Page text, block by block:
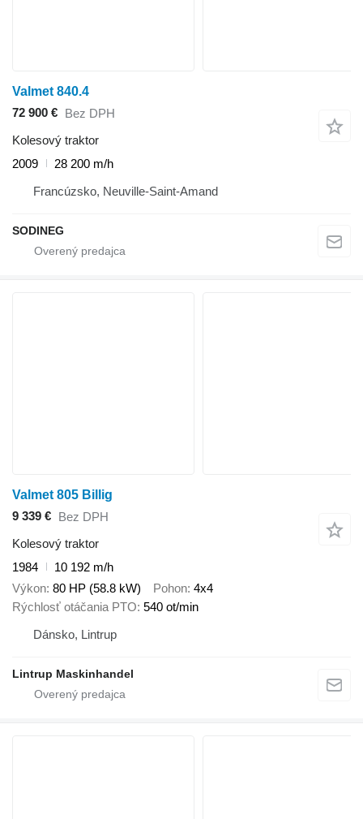
Valmet 840.4
72 900 € Bez DPH
Kolesový traktor
2009
28 200 m/h
Francúzsko, Neuville-Saint-Amand
SODINEG
Valmet 805 Billig
9 339 € Bez DPH
Kolesový traktor
1984
10 192 m/h
Výkon 80 HP (58.8 kW) Pohon 4x4
Rýchlosť otáčania PTO 540 ot/min
Dánsko, Lintrup
Lintrup Maskinhandel